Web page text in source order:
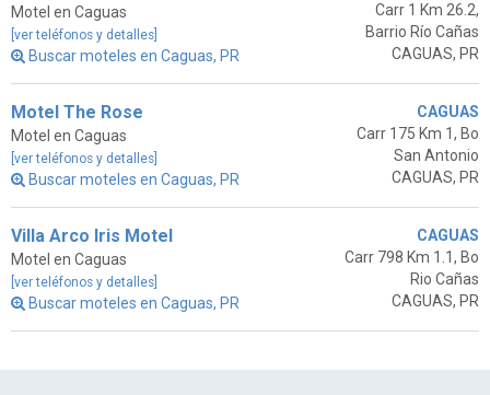
Motel en Caguas
[ver teléfonos y detalles]
Buscar moteles en Caguas, PR
Carr 1 Km 26.2,
Barrio Río Cañas
CAGUAS, PR
Motel The Rose
Motel en Caguas
[ver teléfonos y detalles]
Buscar moteles en Caguas, PR
CAGUAS
Carr 175 Km 1, Bo
San Antonio
CAGUAS, PR
Villa Arco Iris Motel
Motel en Caguas
[ver teléfonos y detalles]
Buscar moteles en Caguas, PR
CAGUAS
Carr 798 Km 1.1, Bo
Rio Cañas
CAGUAS, PR